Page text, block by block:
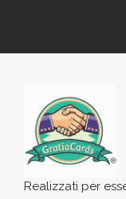
Realizzati per